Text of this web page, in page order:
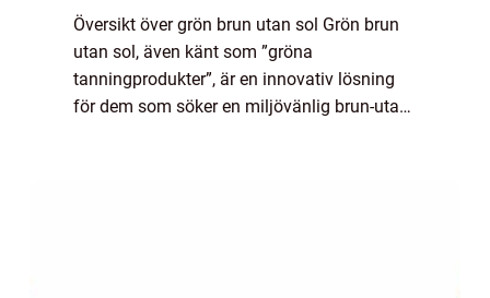
Översikt över grön brun utan sol Grön brun
utan sol, även känt som ”gröna
tanningprodukter”, är en innovativ lösning
för dem som söker en miljövänlig brun-utan-